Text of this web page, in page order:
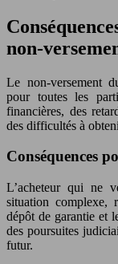
non-
Le non-versement
pour toutes les
financières, des
des difficultés à
Conséquences
L’acheteur qui ne
situation complexe,
dépôt de garantie et
des poursuites
futur.